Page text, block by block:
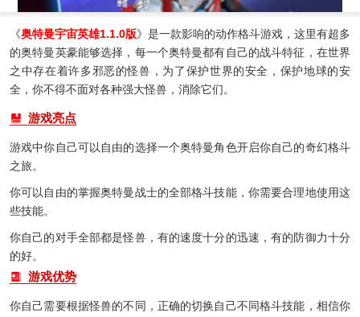
《奥特曼宇宙英雄1.1.0版》是一款影响的动作格斗游戏，这里有超多
的奥特曼英豪能够选择，每一个奥特曼都有自己的战斗特征，在世界
之中存在着许多邪恶的怪兽，为了保护世界的安全，保护地球的安
全，你不得不面对各种强大怪兽，消除它们。
游戏亮点
游戏中你自己可以自由的选择一个奥特曼角色开启你自己的奇幻格斗
之旅。
你可以自由的掌握奥特曼战士的全部格斗技能，你需要合理地使用这
些技能。
你自己的对手全部都是怪兽，有的速度十分的迅速，有的防御力十分
的好。
游戏优势
你自己需要根据怪兽的不同，正确的切换自己不同格斗技能，相信你